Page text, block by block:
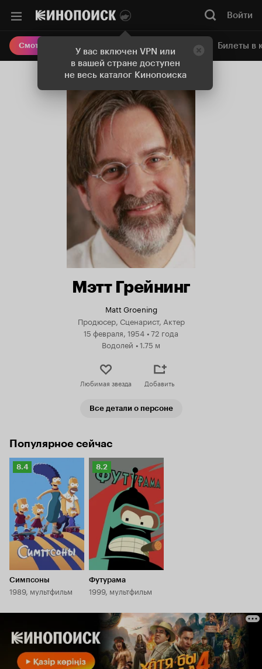
У вас включен VPN или
в вашей стране доступен
не весь каталог Кинопоиска
Войти
Смотреть кино Онлайн-кинотеатр Билеты в
Мэтт Грейнинг
Matt Groening
Продюсер, Сценарист, Актер
15 февраля, 1954 •72 года
Водолей •1.75 м
Любимая звезда Добавить
Все детали о персоне
Популярное сейчас
Рейтинг
Кинопоиска
8.4
Симпсоны
1989, мультфильм
Рейтинг
Кинопоиска
8.2
8.2
Футурама
1999, мультфильм